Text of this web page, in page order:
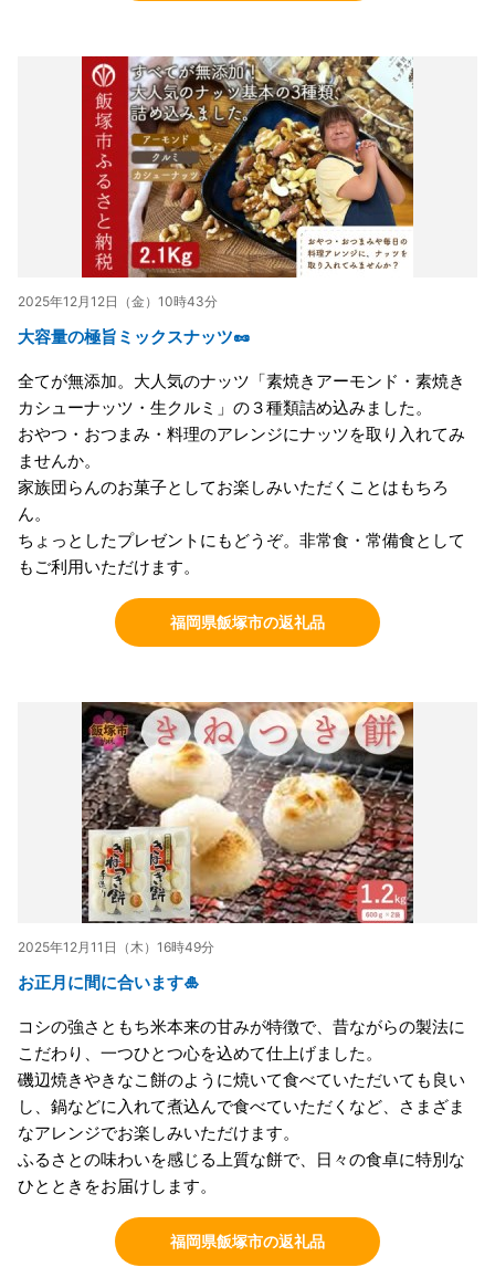
2025年12月12日（金）10時43分
大容量の極旨ミックスナッツ🥜
全てが無添加。大人気のナッツ「素焼きアーモンド・素焼き
カシューナッツ・生クルミ」の３種類詰め込みました。
おやつ・おつまみ・料理のアレンジにナッツを取り入れてみ
ませんか。
家族団らんのお菓子としてお楽しみいただくことはもちろ
ん。
ちょっとしたプレゼントにもどうぞ。非常食・常備食として
もご利用いただけます。
福岡県飯塚市の返礼品
2025年12月11日（木）16時49分
お正月に間に合います🎍
コシの強さともち米本来の甘みが特徴で、昔ながらの製法に
こだわり、一つひとつ心を込めて仕上げました。
磯辺焼きやきなこ餅のように焼いて食べていただいても良い
し、鍋などに入れて煮込んで食べていただくなど、さまざま
なアレンジでお楽しみいただけます。
ふるさとの味わいを感じる上質な餅で、日々の食卓に特別な
ひとときをお届けします。
福岡県飯塚市の返礼品